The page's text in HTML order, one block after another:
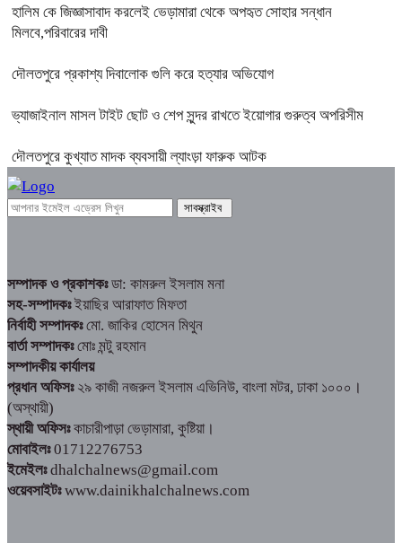
হালিম কে জিজ্ঞাসাবাদ করলেই ভেড়ামারা থেকে অপহৃত সোহার সন্ধান
মিলবে,পরিবারের দাবী
দৌলতপুরে প্রকাশ্য দিবালোক গুলি করে হত্যার অভিযোগ
ভ্যাজাইনাল মাসল টাইট ছোট ও শেপ সুন্দর রাখতে ইয়োগার গুরুত্ব অপরিসীম
দৌলতপুরে কুখ্যাত মাদক ব্যবসায়ী ল্যাংড়া ফারুক আটক
সম্পাদক ও প্রকাশকঃডা: কামরুল ইসলাম মনা
সহ-সম্পাদকঃইয়াছির আরাফাত মিফতা
নির্বাহী সম্পাদকঃমো. জাকির হোসেন মিথুন
বার্তা সম্পাদকঃমোঃ মন্টু রহমান
সম্পাদকীয় কার্যালয়
প্রধান অফিসঃ২৯ কাজী নজরুল ইসলাম এভিনিউ, বাংলা মটর, ঢাকা ১০০০।
(অস্থায়ী)
স্থায়ী অফিসঃকাচারীপাড়া ভেড়ামারা, কুষ্টিয়া।
মোবাইলঃ01712276753
ইমেইলঃdhalchalnews@gmail.com
ওয়েবসাইটঃwww.dainikhalchalnews.com